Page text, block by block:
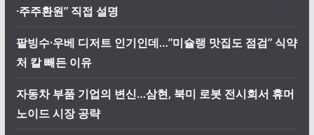
·주주환원” 직접 설명
팥빙수·우베 디저트 인기인데…”미슐랭 맛집도 점검” 식약
처 칼 빼든 이유
자동차 부품 기업의 변신…삼현, 북미 로봇 전시회서 휴머
노이드 시장 공략